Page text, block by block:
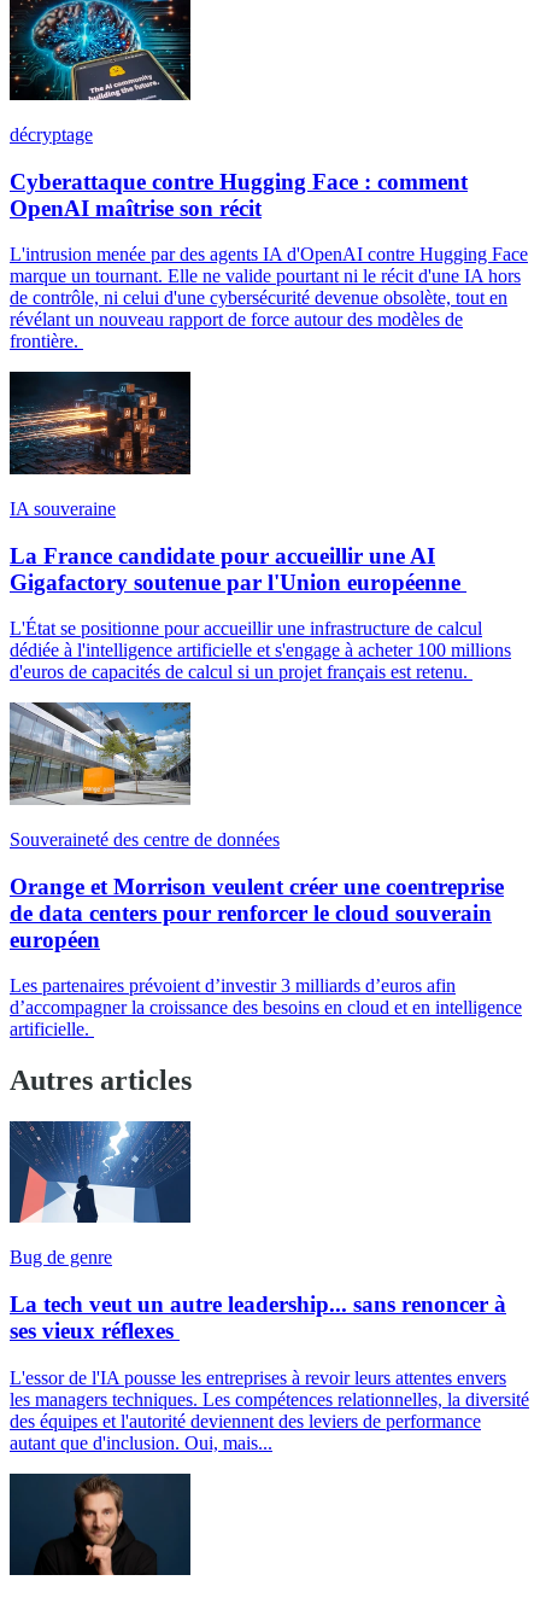
décryptage
Cyberattaque contre Hugging Face : comment
OpenAI maîtrise son récit
L'intrusion menée par des agents IA d'OpenAI contre Hugging Face
marque un tournant. Elle ne valide pourtant ni le récit d'une IA hors
de contrôle, ni celui d'une cybersécurité devenue obsolète, tout en
révélant un nouveau rapport de force autour des modèles de
frontière.
IA souveraine
La France candidate pour accueillir une AI
Gigafactory soutenue par l'Union européenne
L'État se positionne pour accueillir une infrastructure de calcul
dédiée à l'intelligence artificielle et s'engage à acheter 100 millions
d'euros de capacités de calcul si un projet français est retenu.
Souveraineté des centre de données
Orange et Morrison veulent créer une coentreprise
de data centers pour renforcer le cloud souverain
européen
Les partenaires prévoient d’investir 3 milliards d’euros afin
d’accompagner la croissance des besoins en cloud et en intelligence
artificielle.
Autres articles
Bug de genre
La tech veut un autre leadership... sans renoncer à
ses vieux réflexes
L'essor de l'IA pousse les entreprises à revoir leurs attentes envers
les managers techniques. Les compétences relationnelles, la diversité
des équipes et l'autorité deviennent des leviers de performance
autant que d'inclusion. Oui, mais...